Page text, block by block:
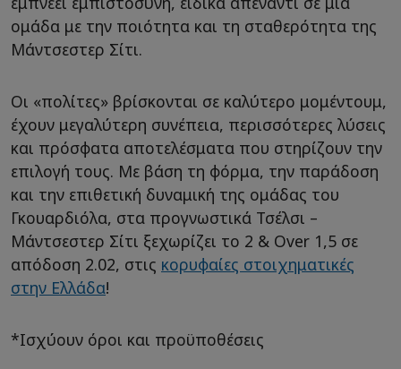
ομάδα με την ποιότητα και τη σταθερότητα της
Μάντσεστερ Σίτι.
Οι «πολίτες» βρίσκονται σε καλύτερο μομέντουμ,
έχουν μεγαλύτερη συνέπεια, περισσότερες λύσεις
και πρόσφατα αποτελέσματα που στηρίζουν την
επιλογή τους. Με βάση τη φόρμα, την παράδοση
και την επιθετική δυναμική της ομάδας του
Γκουαρδιόλα, στα προγνωστικά Τσέλσι –
Μάντσεστερ Σίτι ξεχωρίζει το 2 & Over 1,5 σε
απόδοση 2.02, στις κορυφαίες στοιχηματικές
στην Ελλάδα!
*Ισχύουν όροι και προϋποθέσεις